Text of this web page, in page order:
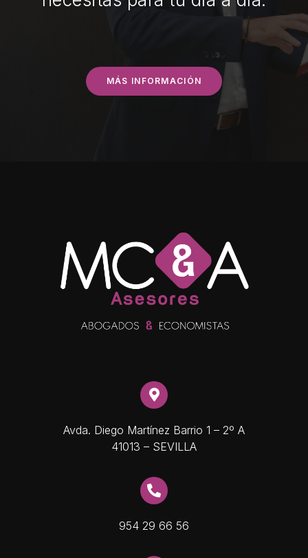
MÁS INFORMACIÓN
Avda. Diego Martínez Barrio 1 – 2º A
41013 – SEVILLA
954 29 66 56